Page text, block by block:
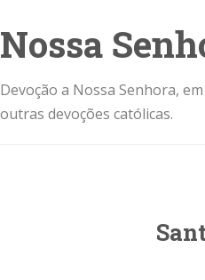
Nossa
Devoção a Nossa Senhora,
outras devoções católicas.